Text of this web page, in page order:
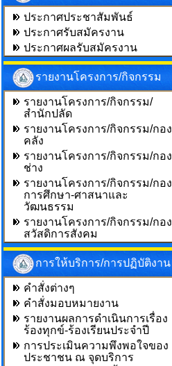
ประกาศประชาสัมพันธ์
ประกาศรับสมัครงาน
ประกาศผลรับสมัครงาน
รายงานโครงการ/กิจกรรม
รายงานโครงการ/กิจกรรม/
สำนักปลัด
รายงานโครงการ/กิจกรรม/กอง
คลัง
รายงานโครงการ/กิจกรรม/กอง
ช่าง
รายงานโครงการ/กิจกรรม/กอง
การศึกษา-ศาสนาและ
วัฒนธรรม
รายงานโครงการ/กิจกรรม/กอง
สวัสดิการสังคม
การให้บริการ/การปฏิบัติงาน
คำสั่งต่างๆ
คำสั่งมอบหมายงาน
รายงานผลการดำเนินการเรื่อง
ร้องทุกข์-ร้องเรียนประจำปี
การประเมินความพึงพอใจของ
ประชาชน ณ จุดบริการ